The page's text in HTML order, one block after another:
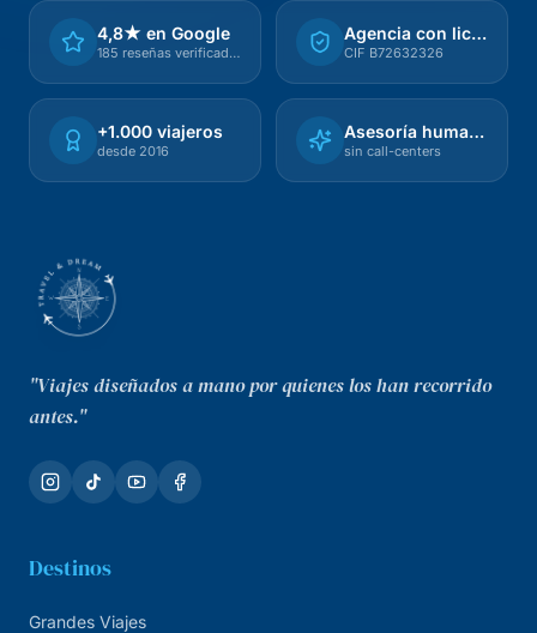
4,8★ en Google
185 reseñas verificadas
Agencia con licencia
CIF B72632326
+1.000 viajeros
desde 2016
Asesoría humana
sin call-centers
"Viajes diseñados a mano por quienes los han recorrido
antes."
Destinos
Grandes Viajes